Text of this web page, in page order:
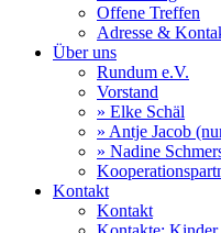
Offene Treffen
Adresse &
Über uns
Rundum e.V.
Vorstand
» Elke Schäl
» Antje Jacob
» Nadine
Kontakt
Kontakt